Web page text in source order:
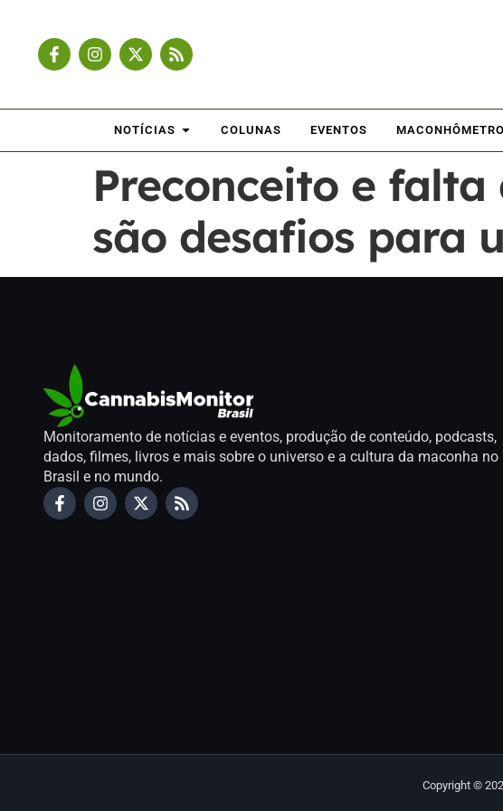
NOTÍCIAS COLUNAS EVENTOS MACONHÔMETRO
Preconceito e
são desafios para
Monitoramento de notícias e eventos, produção de conteúdo, podcasts,
dados, filmes, livros e mais sobre o universo e a cultura da maconha no
Brasil e no mundo.
Copyright ©